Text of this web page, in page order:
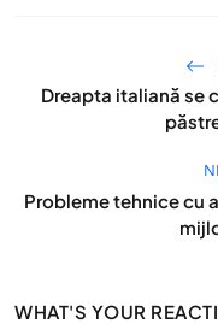
Dreapta italiană se
Probleme tehnice cu
WHAT'S YOUR